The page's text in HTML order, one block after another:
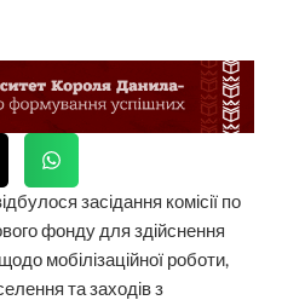
засідання комісії по
фонду для здійснення
мобілізаційної роботи,
та заходів з